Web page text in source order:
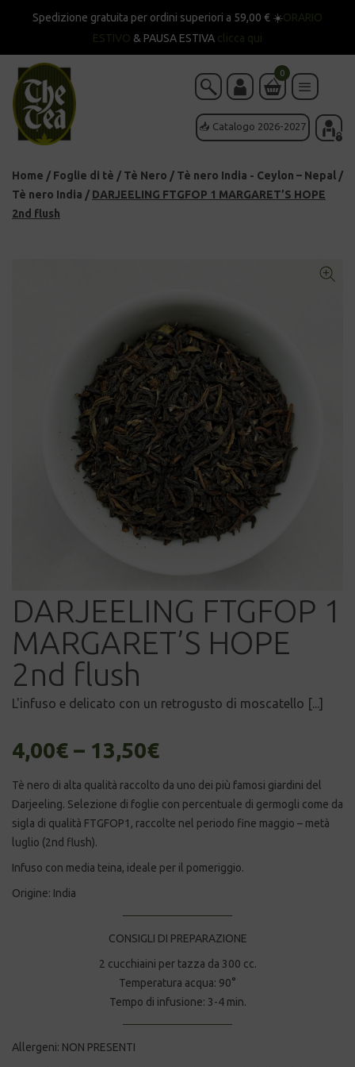
Spedizione gratuita per ordini superiori a 59,00 € ☀️ORARIO
ESTIVO & PAUSA ESTIVA clicca qui
📥 Catalogo 2026-2027
0
Home / Foglie di tè / Tè Nero / Tè nero India - Ceylon – Nepal /
Tè nero India / DARJEELING FTGFOP 1 MARGARET’S HOPE
2nd flush
DARJEELING FTGFOP 1
MARGARET’S HOPE
2nd flush
L'infuso e delicato con un retrogusto di moscatello [...]
4,00€ – 13,50€
Tè nero di alta qualità raccolto da uno dei più famosi giardini del
Darjeeling. Selezione di foglie con percentuale di germogli come da
sigla di qualità FTGFOP1, raccolte nel periodo fine maggio – metà
luglio (2nd flush).
Infuso con media teina, ideale per il pomeriggio.
Origine: India
CONSIGLI DI PREPARAZIONE
2 cucchiaini per tazza da 300 cc.
Temperatura acqua: 90°
Tempo di infusione: 3-4 min.
Allergeni: NON PRESENTI